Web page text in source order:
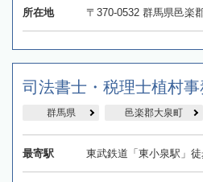
所在地 〒370-0532 群馬県邑楽
司法書士・税理士植村
群馬県 邑楽郡大泉町
最寄駅 東武鉄道「東小泉駅」徒